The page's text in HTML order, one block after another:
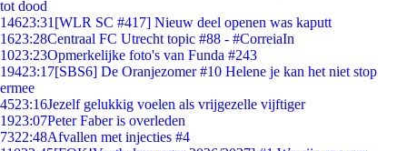
tot dood
14623:31 [WLR SC #417] Nieuw deel openen was kaputt
1623:28Centraal FC Utrecht topic #88 - #CorreiaIn
1023:23Opmerkelijke foto's van Funda #243
19423:17[SBS6] De Oranjezomer #10 Helene je kan het niet stop
ermee
4523:16Jezelf gelukkig voelen als vrijgezelle vijftiger
1923:07Peter Faber is overleden
7322:48Afvallen met injecties #4